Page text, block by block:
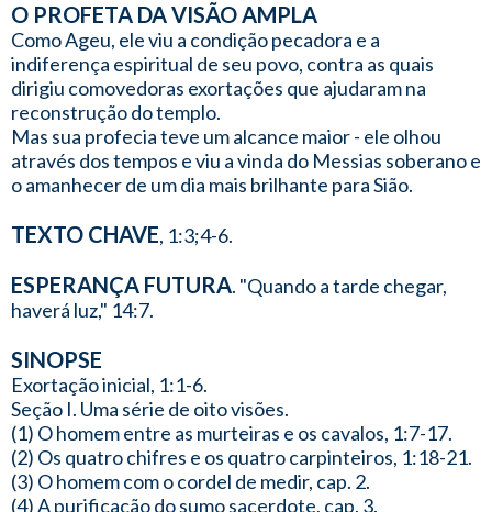
O PROFETA DA VISÃO AMPLA
Como Ageu, ele viu a condição pecadora e a
indiferença espiritual de seu povo, contra as quais
dirigiu comovedoras exortações que ajudaram na
reconstrução do templo.
Mas sua profecia teve um alcance maior - ele olhou
através dos tempos e viu a vinda do Messias soberano e
o amanhecer de um dia mais brilhante para Sião.
TEXTO CHAVE, 1:3;4-6.
ESPERANÇA FUTURA. "Quando a tarde chegar,
haverá luz," 14:7.
SINOPSE
Exortação inicial, 1:1-6.
Seção I. Uma série de oito visões.
(1) O homem entre as murteiras e os cavalos, 1:7-17.
(2) Os quatro chifres e os quatro carpinteiros, 1:18-21.
(3) O homem com o cordel de medir, cap. 2.
(4) A purificação do sumo sacerdote, cap. 3.